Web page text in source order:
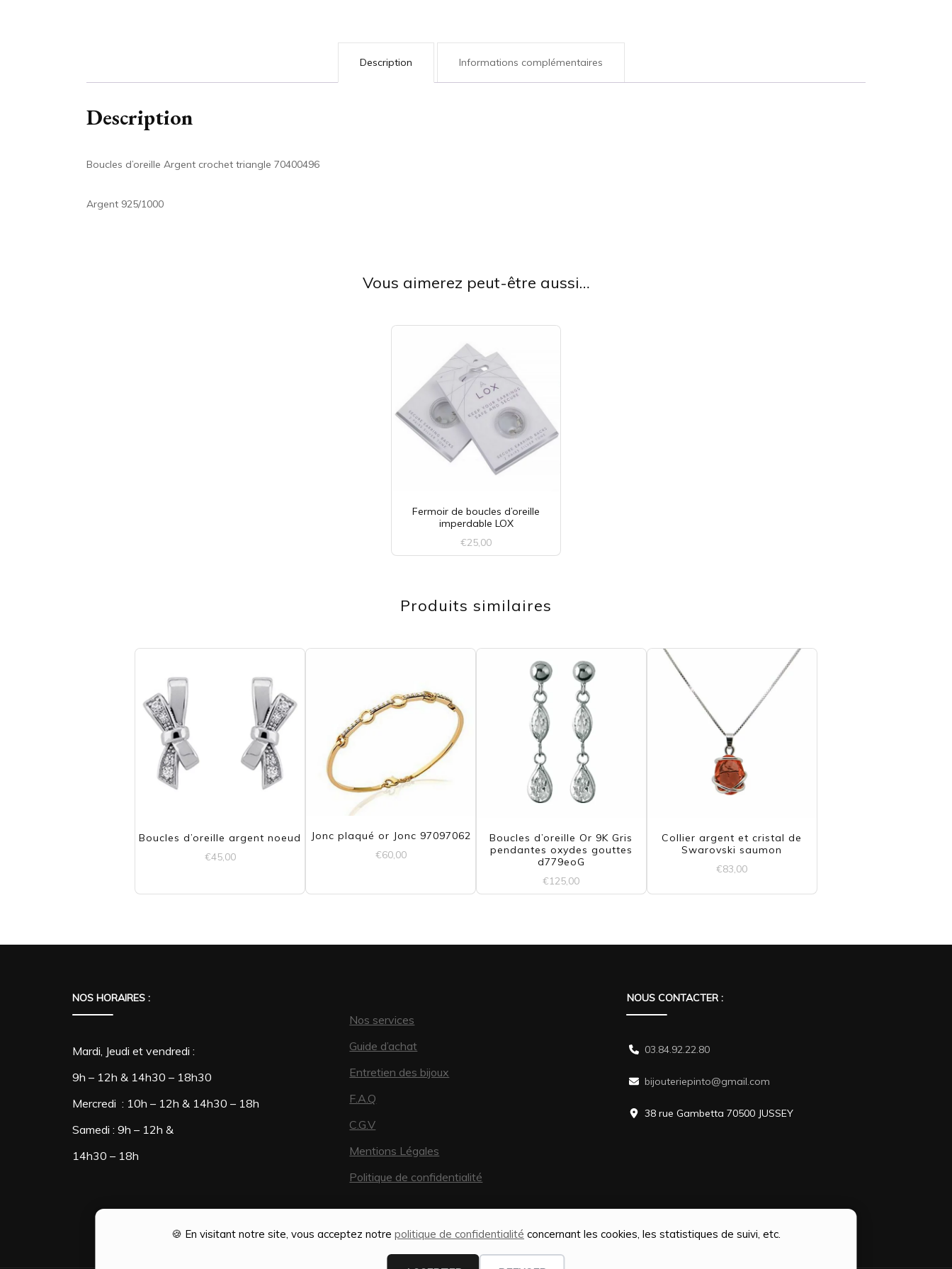
🍪 En visitant notre site, vous acceptez notre politique de confidentialité concernant les cookies, les statistiques de suivi, etc.
Description Informations complémentaires
Description
Boucles d’oreille Argent crochet triangle 70400496
Argent 925/1000
Vous aimerez peut-être aussi…
Fermoir de boucles d’oreille
imperdable LOX
€25,00
a
variations.
choisies
du
Produits similaires
Boucles d’oreille argent noeud
€45,00
Jonc plaqué or Jonc 97097062
€60,00
Boucles d’oreille Or 9K Gris
pendantes oxydes gouttes
d779eoG
€125,00
Collier argent et cristal de
Swarovski saumon
€83,00
NOS HORAIRES :
Mardi, Jeudi et vendredi :
9h – 12h & 14h30 – 18h30
Mercredi : 10h – 12h & 14h30 – 18h
Samedi : 9h – 12h &
14h30 – 18h
Nos services
Guide d’achat
Entretien des bijoux
F.A.Q
C.G.V
Mentions Légales
Politique de confidentialité
NOUS CONTACTER :
03.84.92.22.80
bijouteriepinto@gmail.com
38 rue Gambetta 70500 JUSSEY